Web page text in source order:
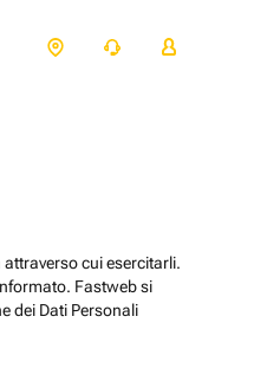
cui esercitarli.
Fastweb si
dei Dati Personali